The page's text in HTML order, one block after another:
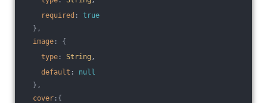
required : true
},
image : {
type : String ,
default : null
},
cover :{